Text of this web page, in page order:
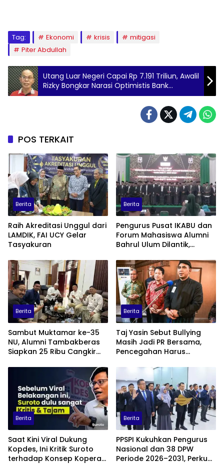
Tag: Ekonomi krisis
mitigasi
Piter Abdullah
Utang Luar Negeri Capai Rp 7.191 Triliun, Awalil
Rizky Bongkar Narasi Optimistis Bank
Indonesia
POS TERKAIT
Berita
Raih Akreditasi Unggul dari
LAMDIK, FAI UCY Gelar
Tasyakuran
Berita
Pengurus Pusat IKABU dan
Forum Mahasiswa Alumni
Bahrul Ulum Dilantik,
Penguatan Organisasi dan
Ekonomi
Berita
Sambut Muktamar ke-35
NU, Alumni Tambakberas
Siapkan 25 Ribu Cangkir
Berita
Taj Yasin Sebut Bullying
Masih Jadi PR Bersama,
Pencegahan Harus
Pesantren
Berita
Saat Kini Viral Dukung
Kopdes, Ini Kritik Suroto
terhadap Konsep Koperasi
Berita
PPSPI Kukuhkan Pengurus
Nasional dan 38 DPW
Periode 2026–2031, Perkuat